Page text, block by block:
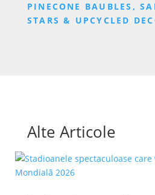
PINECONE BAUBLES,
STARS & UPCYCLED
Alte Articole